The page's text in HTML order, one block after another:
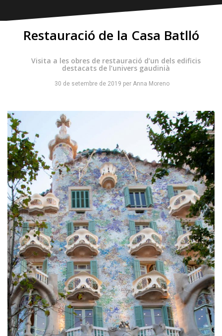
Restauració de la Casa Batlló
Visita a les obres de restauració d’un dels edificis
destacats de l’univers gaudinià
30 de setembre de 2019 per Anna Moreno